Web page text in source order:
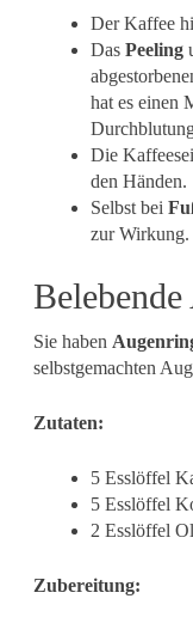
Der Kaffee
Das Peeling
hat es einen
Die
den Händen.
Selbst bei
zur Wirkung.
Sie haben
selbstgemachten
Zutaten:
5 Esslöffel
5 Esslöffel
2 Esslöffel
Zubereitung: